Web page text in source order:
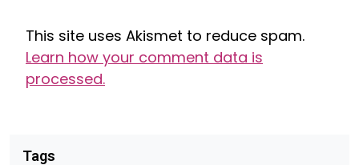
This site uses Akismet to reduce spam.
Learn how your comment data is
processed.
Tags